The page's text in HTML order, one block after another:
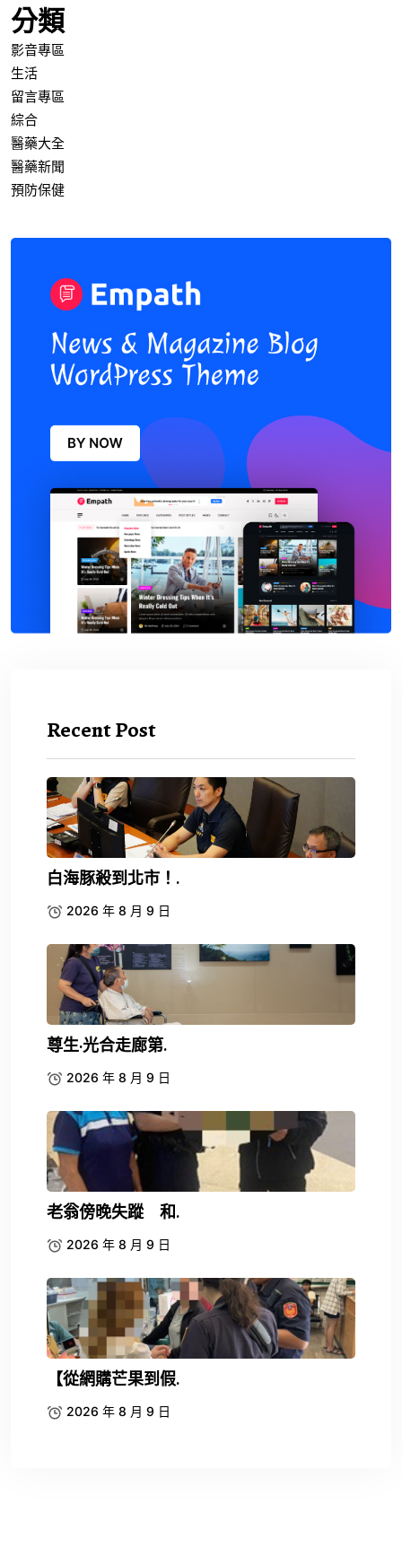
分類
影音專區
生活
留言專區
綜合
醫藥大全
醫藥新聞
預防保健
Recent Post
白海豚殺到北市！.
2026 年 8 月 9 日
尊生·光合走廊第.
2026 年 8 月 9 日
老翁傍晚失蹤 和.
2026 年 8 月 9 日
【從網購芒果到假.
2026 年 8 月 9 日